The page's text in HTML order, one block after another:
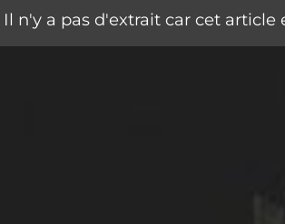
Il n'y a pas d'extrait car cet article